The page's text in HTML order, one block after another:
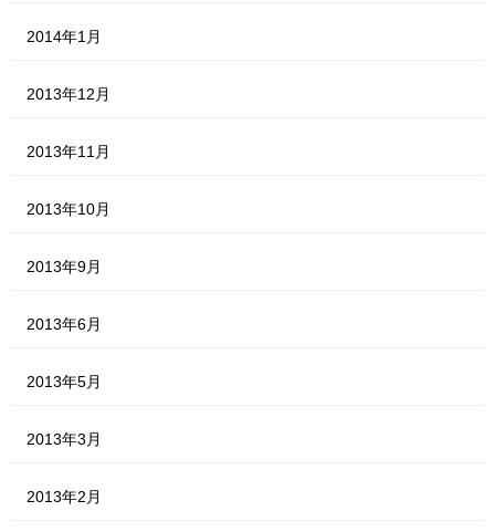
2014年1月
2013年12月
2013年11月
2013年10月
2013年9月
2013年6月
2013年5月
2013年3月
2013年2月